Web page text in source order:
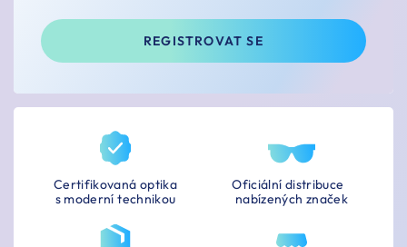
REGISTROVAT SE
Certifikovaná optika
s moderní technikou
Oficiální distribuce
nabízených značek